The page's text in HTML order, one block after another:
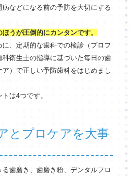
などになる前の予防を大切にする
うが圧倒的にカンタンです。
、定期的な歯科での検診（プロフ
科衛生士の指導に基づいた毎日の歯
）で正しい予防歯科をはじめまし
は4つです。
とプロケアを大事
歯磨き、歯磨き粉、デンタルフロ